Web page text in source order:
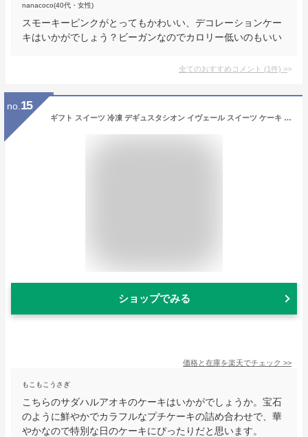
nanacoco(40代・女性)
スモーキーピンクがとってもかわいい、デコレーションケー
キはいかがでしょう？ビーガンなのでカロリー低いのもいい
全てのおすすめコメント (1件) >
no. 15
ギフト スイーツ 冷凍 デギュスタシオン イヴェール スイーツ ケーキ 詰め合わせ カラフル お取り寄せ プレゼント 人気 おすすめ 手土産 おしゃれ 洋菓子 内祝い お返し 誕生日 敬老の日
ショップでみる
価格と在庫を楽天でチェック >>
もこもこうさぎ
こちらのサダハルアオキのケーキはいかがでしょうか。宝石
のように鮮やかでカラフルなプチケーキの詰め合わせで、華
やかなので特別な日のケーキにぴったりだと思います。